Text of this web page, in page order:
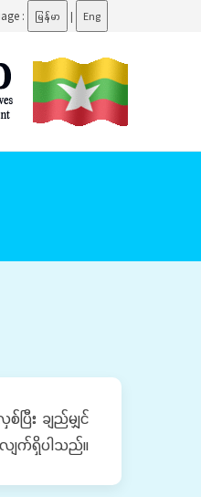
ရေး၊ ဒေသဖွံ့ဖြိုးရေးလုပ်ငန်းများ ကွင်းဆ
: မြန်မာ | Eng
ြီး ချည်မျှင်
ျက်ရှိပါသည်။